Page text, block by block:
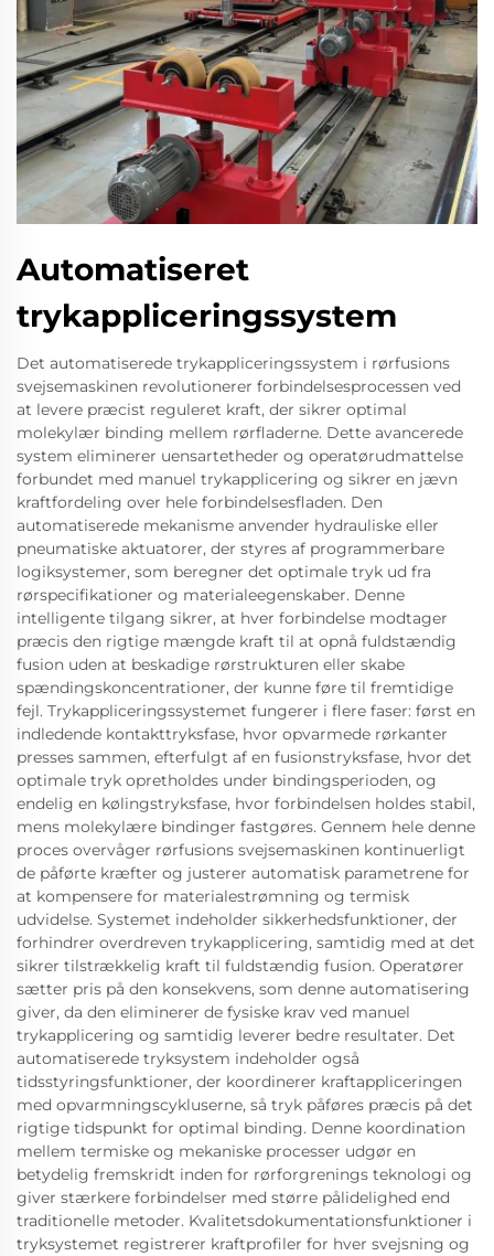
Automatiseret
trykappliceringssystem
Det automatiserede trykappliceringssystem i rørfusions
svejsemaskinen revolutionerer forbindelsesprocessen ved
at levere præcist reguleret kraft, der sikrer optimal
molekylær binding mellem rørfladerne. Dette avancerede
system eliminerer uensartetheder og operatørudmattelse
forbundet med manuel trykapplicering og sikrer en jævn
kraftfordeling over hele forbindelsesfladen. Den
automatiserede mekanisme anvender hydrauliske eller
pneumatiske aktuatorer, der styres af programmerbare
logiksystemer, som beregner det optimale tryk ud fra
rørspecifikationer og materialeegenskaber. Denne
intelligente tilgang sikrer, at hver forbindelse modtager
præcis den rigtige mængde kraft til at opnå fuldstændig
fusion uden at beskadige rørstrukturen eller skabe
spændingskoncentrationer, der kunne føre til fremtidige
fejl. Trykappliceringssystemet fungerer i flere faser: først en
indledende kontakttryksfase, hvor opvarmede rørkanter
presses sammen, efterfulgt af en fusionstryksfase, hvor det
optimale tryk opretholdes under bindingsperioden, og
endelig en kølingstryksfase, hvor forbindelsen holdes stabil,
mens molekylære bindinger fastgøres. Gennem hele denne
proces overvåger rørfusions svejsemaskinen kontinuerligt
de påførte kræfter og justerer automatisk parametrene for
at kompensere for materialestrømning og termisk
udvidelse. Systemet indeholder sikkerhedsfunktioner, der
forhindrer overdreven trykapplicering, samtidig med at det
sikrer tilstrækkelig kraft til fuldstændig fusion. Operatører
sætter pris på den konsekvens, som denne automatisering
giver, da den eliminerer de fysiske krav ved manuel
trykapplicering og samtidig leverer bedre resultater. Det
automatiserede tryksystem indeholder også
tidsstyringsfunktioner, der koordinerer kraftappliceringen
med opvarmningscykluserne, så tryk påføres præcis på det
rigtige tidspunkt for optimal binding. Denne koordination
mellem termiske og mekaniske processer udgør en
betydelig fremskridt inden for rørforgrenings teknologi og
giver stærkere forbindelser med større pålidelighed end
traditionelle metoder. Kvalitetsdokumentationsfunktioner i
tryksystemet registrerer kraftprofiler for hver svejsning og